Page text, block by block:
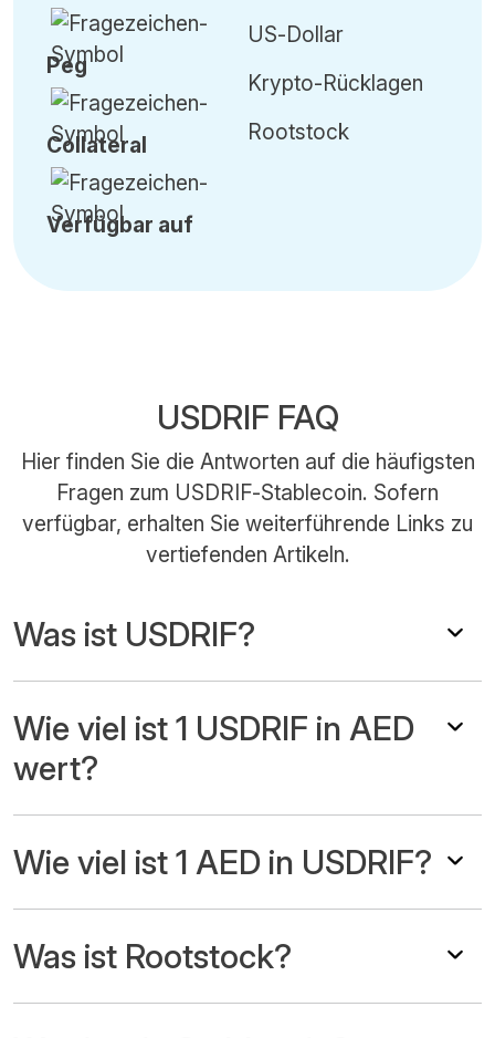
Peg
Collateral
Verfügbar auf
US-Dollar
Krypto-Rücklagen
Rootstock
USDRIF FAQ
Hier finden Sie die Antworten auf die häufigsten
Fragen zum USDRIF-Stablecoin. Sofern
verfügbar, erhalten Sie weiterführende Links zu
vertiefenden Artikeln.
Was ist USDRIF?
Wie viel ist 1 USDRIF in AED
wert?
Wie viel ist 1 AED in USDRIF?
Was ist Rootstock?